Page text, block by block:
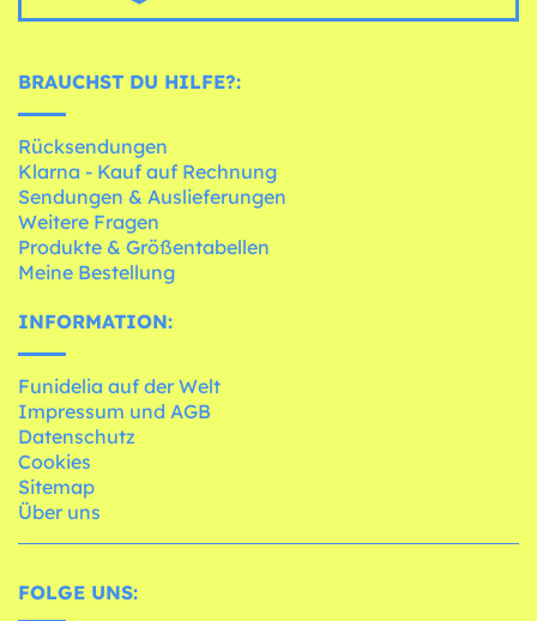
BRAUCHST DU HILFE?:
Rücksendungen
Klarna - Kauf auf Rechnung
Sendungen & Auslieferungen
Weitere Fragen
Produkte & Größentabellen
Meine Bestellung
INFORMATION:
Funidelia auf der Welt
Impressum und AGB
Datenschutz
Cookies
Sitemap
Über uns
FOLGE UNS: